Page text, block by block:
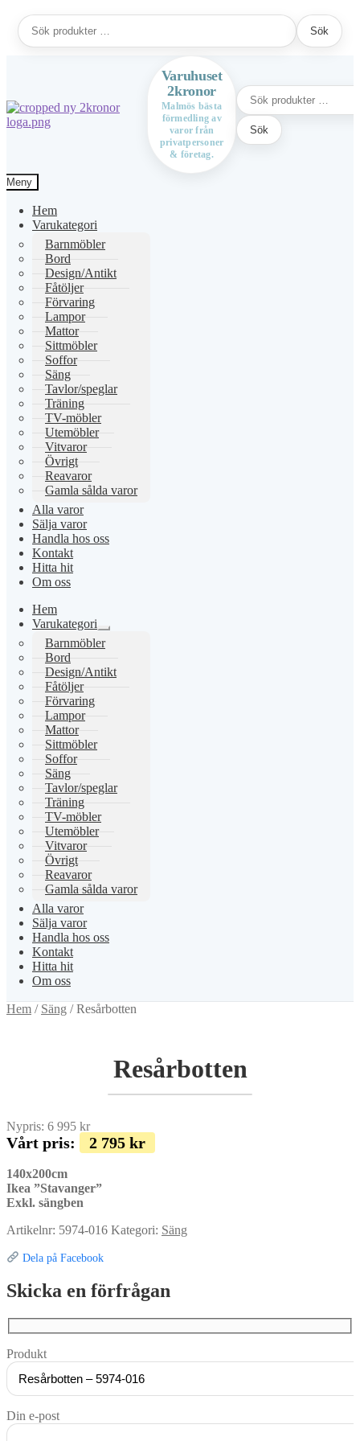
Sök
efter:
Sök
Hoppa
Hoppa
Varuhuset
2kronor
Malmös bästa
förmedling av
varor från
privatpersoner
& företag.
Sök
efter:
Sök
Meny
Hem
Varukategori
Barnmöbler
Bord
Design/Antikt
Fåtöljer
Förvaring
Lampor
Mattor
Sittmöbler
Soffor
Säng
Tavlor/speglar
Träning
TV-möbler
Utemöbler
Vitvaror
Övrigt
Reavaror
Gamla sålda varor
Alla varor
Sälja varor
Handla hos oss
Kontakt
Hitta hit
Om oss
Hem
Varukategori
Expandera
undermeny
Barnmöbler
Bord
Design/Antikt
Fåtöljer
Förvaring
Lampor
Mattor
Sittmöbler
Soffor
Säng
Tavlor/speglar
Träning
TV-möbler
Utemöbler
Vitvaror
Övrigt
Reavaror
Gamla sålda varor
Alla varor
Sälja varor
Handla hos oss
Kontakt
Hitta hit
Om oss
Hem / Säng /Resårbotten
Resårbotten
Nypris: 6 995 kr
Vårt pris: 2 795 kr
140x200cm
Ikea ”Stavanger”
Exkl. sängben
Artikelnr: 5974-016 Kategori: Säng
Dela på Facebook
Skicka en förfrågan
Produkt
Din e-post